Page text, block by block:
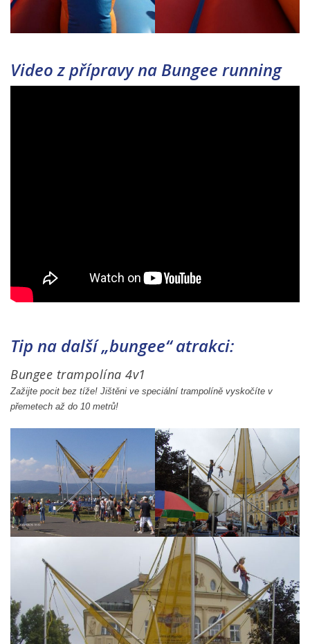
Video z přípravy na Bungee running
Tip na další „bungee“ atrakci:
Bungee trampolína 4v1
Zažijte pocit bez tíže! Jištěni ve speciální trampolíně vyskočíte v
přemetech až do 10 metrů!